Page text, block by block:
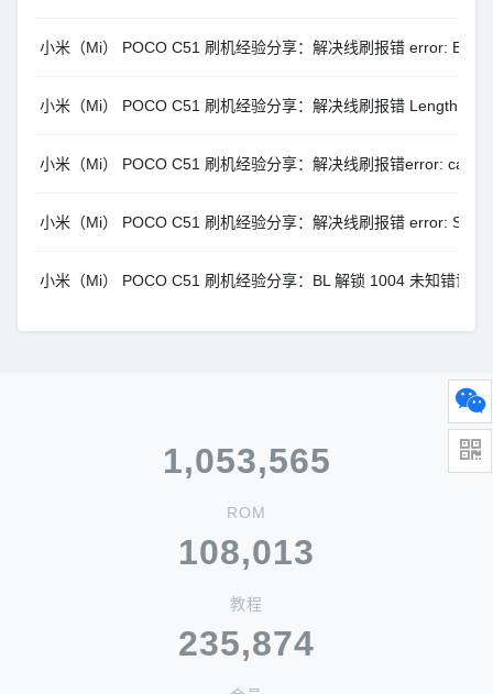
小米（Mi） POCO C51 刷机经验分享：解决线刷报错 error:
小米（Mi） POCO C51 刷机经验分享：解决线刷报错 Length
小米（Mi） POCO C51 刷机经验分享：解决线刷报错error:
小米（Mi） POCO C51 刷机经验分享：解决线刷报错 error:
小米（Mi） POCO C51 刷机经验分享：BL 解锁 1004 未知错误解
1,053,565
ROM
108,013
教程
235,874